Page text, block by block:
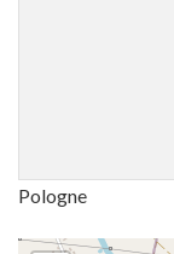
Pologne